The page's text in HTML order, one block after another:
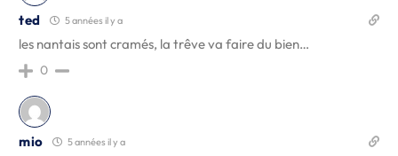
ted 5 années il y a
les nantais sont cramés, la trêve va faire du bien…
0
mio 5 années il y a